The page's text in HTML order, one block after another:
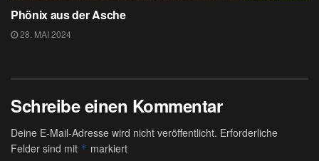
Phönix aus der Asche
28. MAI 2024
Schreibe einen Kommentar
Deine E-Mail-Adresse wird nicht veröffentlicht. Erforderliche
Felder sind mit * markiert